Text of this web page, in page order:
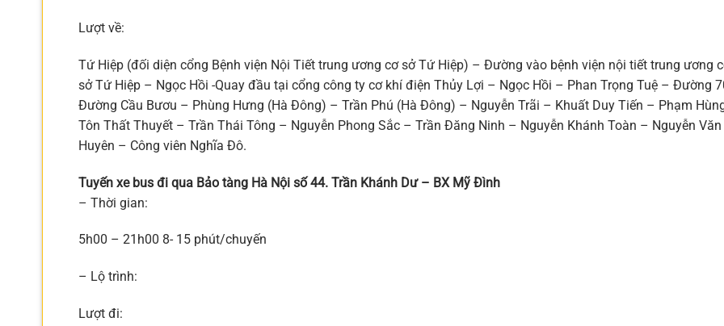
Lượt về:
Tứ Hiệp (đối diện cổng Bệnh viện Nội Tiết trung ương cơ sở Tứ Hiệp) – Đường vào bệnh viện nội tiết trung ương
sở Tứ Hiệp – Ngọc Hồi -Quay đầu tại cổng công ty cơ khí điện Thủy Lợi – Ngọc Hồi – Phan Trọng Tuệ – Đường
Đường Cầu Bươu – Phùng Hưng (Hà Đông) – Trần Phú (Hà Đông) – Nguyễn Trãi – Khuất Duy Tiến – Phạm
Tôn Thất Thuyết – Trần Thái Tông – Nguyễn Phong Sắc – Trần Đăng Ninh – Nguyễn Khánh Toàn – Nguyễn Văn
Huyên – Công viên Nghĩa Đô.
Tuyến xe bus đi qua Bảo tàng Hà Nội số 44. Trần Khánh Dư – BX Mỹ Đình
– Thời gian:
5h00 – 21h00 8- 15 phút/chuyến
– Lộ trình:
Lượt đi: